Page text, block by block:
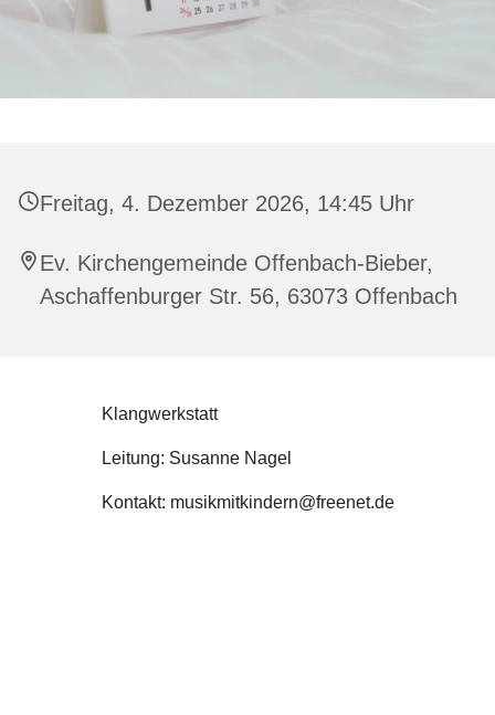
Freitag, 4. Dezember 2026, 14:45 Uhr
Ev. Kirchengemeinde Offenbach-Bieber,
Aschaffenburger Str. 56, 63073 Offenbach
Klangwerkstatt
Leitung: Susanne Nagel
Kontakt: musikmitkindern@freenet.de